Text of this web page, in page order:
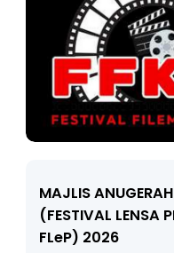
MAJLIS
(FESTIVAL LENSA
FLeP) 2026